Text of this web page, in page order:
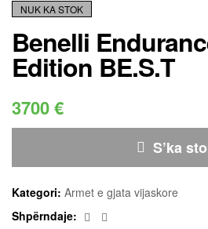
NUK KA STOK
Benelli
Edition BE.S.T
3700€
S’ka
Kategori: Armet e gjata vijaskore
Shpërndaje:
Facebook